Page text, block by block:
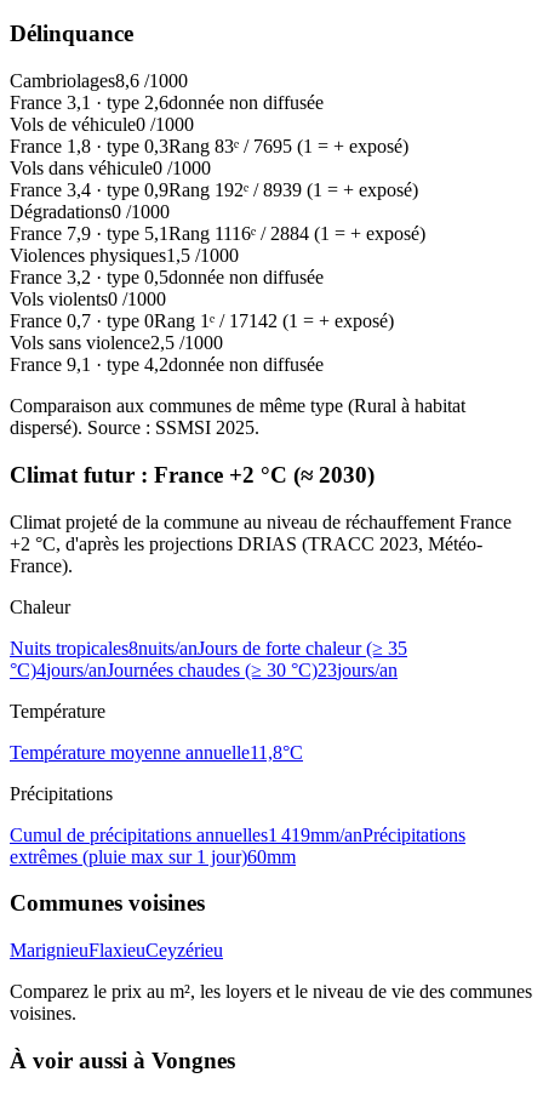
Délinquance
Cambriolages8,6 /1000
France 3,1 · type 2,6donnée non diffusée
Vols de véhicule0 /1000
France 1,8 · type 0,3Rang 83ᵉ / 7695 (1 = + exposé)
Vols dans véhicule0 /1000
France 3,4 · type 0,9Rang 192ᵉ /8939 (1 = + exposé)
Dégradations0 /1000
France 7,9 · type 5,1Rang 1116ᵉ / 2884 (1 = + exposé)
Violences physiques1,5 /1000
France 3,2 · type 0,5donnée non diffusée
Vols violents0 /1000
France 0,7 · type 0Rang 1ᵉ / 17142 (1 = + exposé)
Vols sans violence2,5 /1000
France 9,1 · type 4,2donnée non diffusée
Comparaison aux communes de même type (Rural à habitat
dispersé). Source : SSMSI 2025.
Climat futur : France +2 °C (≈ 2030)
Climat projeté de la commune au niveau de réchauffement France
+2 °C, d'après les projections DRIAS (TRACC 2023, Météo-
France).
Chaleur
Nuits tropicales8nuits/anJours de forte chaleur (≥ 35
°C)4jours/anJournées chaudes (≥ 30 °C)23jours/an
Température
Température moyenne annuelle11,8°C
Précipitations
Cumul de précipitations annuelles1 419mm/anPrécipitations
extrêmes (pluie max sur 1 jour)60mm
Communes voisines
MarignieuFlaxieuCeyzérieu
Comparez le prix au m², les loyers et le niveau de vie des communes
voisines.
À voir aussi à Vongnes